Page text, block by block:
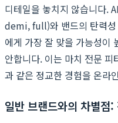
디테일을 놓치지 않습니다.
demi, full)와 밴드의 탄력성
에게 가장 잘 맞을 가능성이
안합니다. 이는 마치 전문
과 같은 정교한 경험을 온라
일반 브랜드와의 차별점